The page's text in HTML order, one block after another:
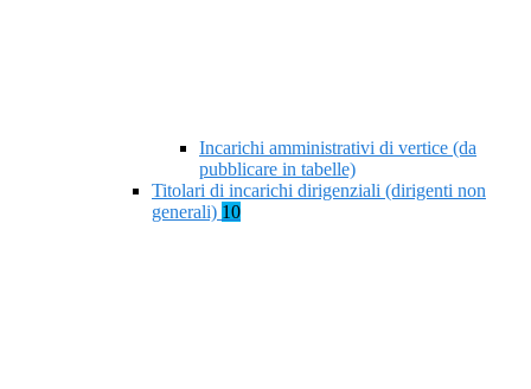
Incarichi amministrativi di vertice (da
pubblicare in tabelle)
Titolari di incarichi dirigenziali (dirigenti non
generali) 10